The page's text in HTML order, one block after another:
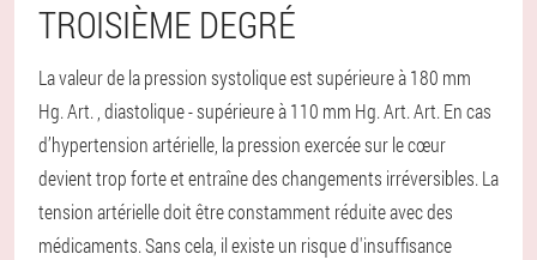
TROISIÈME DEGRÉ
La valeur de la pression systolique est supérieure à 180 mm
Hg. Art. , diastolique - supérieure à 110 mm Hg. Art. Art. En cas
d’hypertension artérielle, la pression exercée sur le cœur
devient trop forte et entraîne des changements irréversibles. La
tension artérielle doit être constamment réduite avec des
médicaments. Sans cela, il existe un risque d'insuffisance